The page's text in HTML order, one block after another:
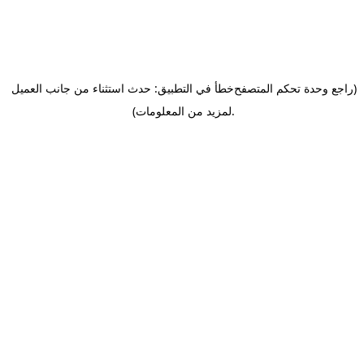
خطأ في التطبيق: حدث استثناء من جانب العميل(راجع وحدة تحكم المتصفح
لمزيد من المعلومات).